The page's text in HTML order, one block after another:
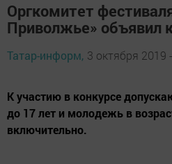
Оргкомитет
Приволжье» объявил
Татар-информ, 3 октября 2019
К участию в конкурсе
до 17 лет и молодежь в
включительно.